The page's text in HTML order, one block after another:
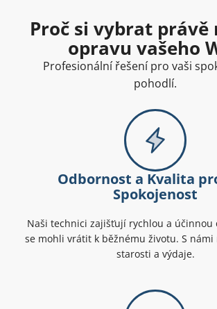
Proč si vybrat právě
opravu vašeho
Profesionální řešení pro vaši
pohodlí.
Odbornost a Kvalita
Spokojenost
Naši technici zajišťují rychlou a účinnou
se mohli vrátit k běžnému životu. S
starosti a výdaje.